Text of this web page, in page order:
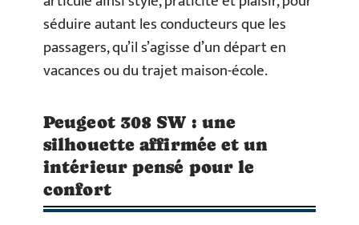
séduire autant les conducteurs que les
passagers, qu’il s’agisse d’un départ en
vacances ou du trajet maison-école.
Peugeot 308 SW : une
silhouette affirmée et un
intérieur pensé pour le
confort